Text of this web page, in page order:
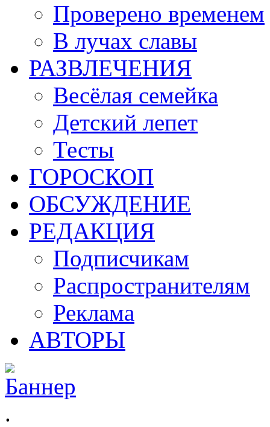
Проверено временем
В лучах славы
РАЗВЛЕЧЕНИЯ
Весёлая семейка
Детский лепет
Тесты
ГОРОСКОП
ОБСУЖДЕНИЕ
РЕДАКЦИЯ
Подписчикам
Распространителям
Реклама
АВТОРЫ
.